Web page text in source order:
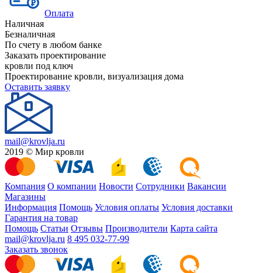
Оплата
Наличная
Безналичная
По счету в любом банке
Заказать проектирование
кровли под ключ
Проектирование кровли, визуализация дома
Оставить заявку
mail@krovlja.ru
2019 © Мир кровли
Компания О компании Новости Сотрудники Вакансии
Магазины
Информация Помощь Условия оплаты Условия доставки
Гарантия на товар
Помощь Статьи Отзывы Производители Карта сайта
mail@krovlja.ru 8 495 032-77-99
Заказать звонок